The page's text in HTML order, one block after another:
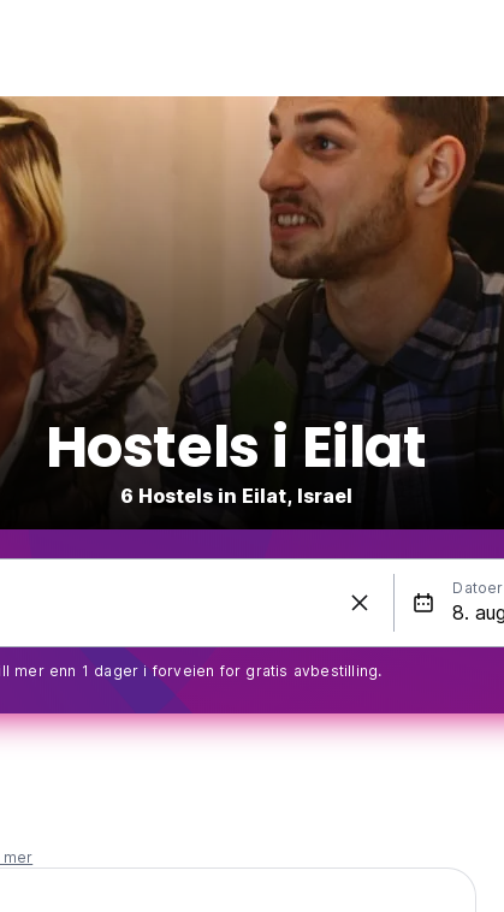
Hostels i Eilat
6 Hostels in Eilat, Israel
Datoer
mer enn 1 dager i forveien for gratis avbestilling.
mer